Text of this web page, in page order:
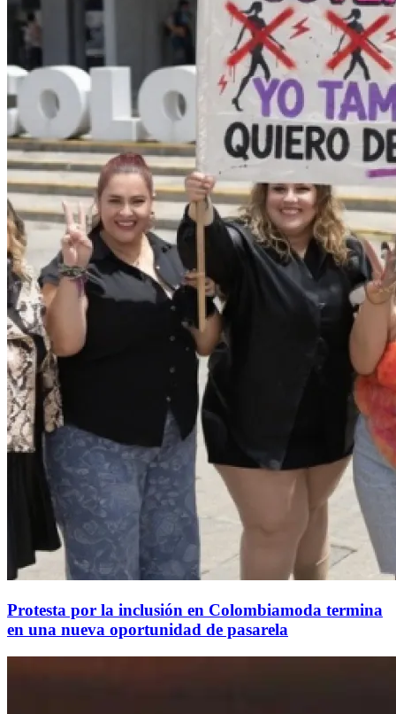
Protesta por la inclusión en Colombiamoda termina
en una nueva oportunidad de pasarela